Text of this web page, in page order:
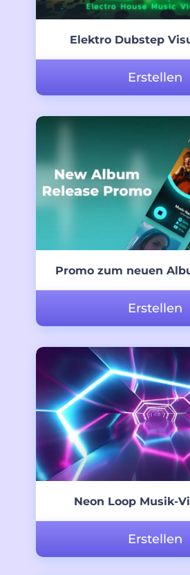
Elektro Dubstep
Erstellen
Promo zum neuen
Erstellen
Neon Loop Musik-
Erstellen